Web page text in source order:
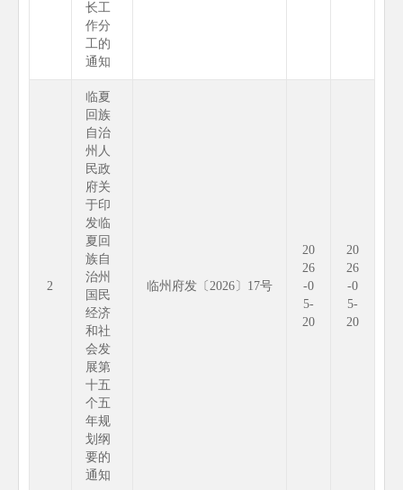
长工
作分
工的
通知
2
临夏
回族
自治
州人
民政
府关
于印
发临
夏回
族自
治州
国民
经济
和社
会发
展第
十五
个五
年规
划纲
要的
通知
临州府发〔2026〕17号
20
26
-0
5-
20
20
26
-0
5-
20